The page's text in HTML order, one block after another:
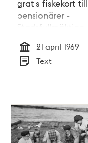
gratis fiskekort till
pensionärer -
Stadsfullmäktige
1969
Tid
21 april 1969
Typ
Text